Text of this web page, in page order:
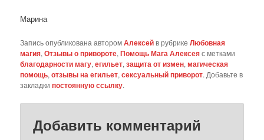
Марина
Запись опубликована авторомАлексейв рубрикеЛюбовная
магия,Отзывы о привороте,Помощь Мага Алексеяс метками
благодарности магу,егильет,защита от измен,магическая
помощь,отзывы на егильет,сексуальный приворот. Добавьте в
закладкипостоянную ссылку.
Добавить комментарий